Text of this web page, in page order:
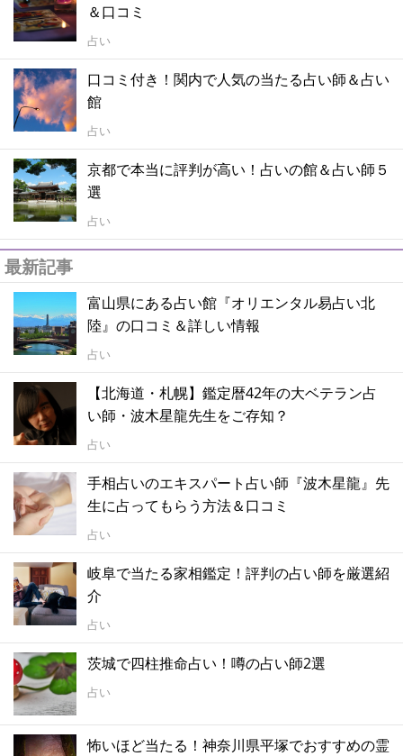
＆口コミ
占い
口コミ付き！関内で人気の当たる占い師＆占い
館
占い
京都で本当に評判が高い！占いの館＆占い師５
選
占い
最新記事
富山県にある占い館『オリエンタル易占い北
陸』の口コミ＆詳しい情報
占い
【北海道・札幌】鑑定暦42年の大ベテラン占
い師・波木星龍先生をご存知？
占い
手相占いのエキスパート占い師『波木星龍』先
生に占ってもらう方法＆口コミ
占い
岐阜で当たる家相鑑定！評判の占い師を厳選紹
介
占い
茨城で四柱推命占い！噂の占い師2選
占い
怖いほど当たる！神奈川県平塚でおすすめの霊